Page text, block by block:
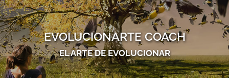
EVOLUCIONARTE COACH
EL ARTE DE EVOLUCIONAR